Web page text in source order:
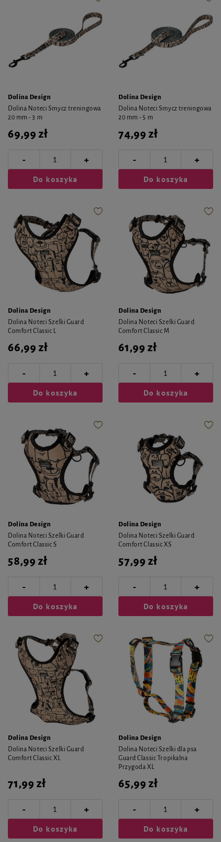
Dolina Design
Dolina Noteci Smycz treningowa
20 mm - 3 m
69,99 zł
- +
Do koszyka
Dolina Design
Dolina Noteci Smycz treningowa
20 mm - 5 m
74,99 zł
- +
Do koszyka
Dolina Design
Dolina Noteci Szelki Guard
Comfort Classic L
66,99 zł
- +
Do koszyka
Dolina Design
Dolina Noteci Szelki Guard
Comfort Classic M
61,99 zł
- +
Do koszyka
Dolina Design
Dolina Noteci Szelki Guard
Comfort Classic S
58,99 zł
- +
Do koszyka
Dolina Design
Dolina Noteci Szelki Guard
Comfort Classic XS
57,99 zł
- +
Do koszyka
Dolina Design
Dolina Noteci Szelki Guard
Comfort Classic XL
71,99 zł
- +
Do koszyka
Dolina Design
Dolina Noteci Szelki dla psa
Guard Classic Tropikalna
Przygoda XL
65,99 zł
- +
Do koszyka